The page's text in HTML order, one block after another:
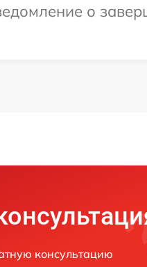
о
консультацию